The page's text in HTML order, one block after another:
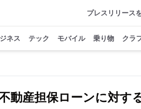
プレスリリース
ネス テック モバイル 乗り物 クラ
動産担保ローンに対す